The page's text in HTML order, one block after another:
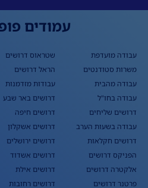
עמודים
עבודה מועדפת
משרות סטודנטים
עבודה מהבית
עבודה בחו"ל
דרושים שליחים
עבודה בשעות הערב
דרושים חקלאות
הפניקס דרושים
אלקטרה דרושים
פרטנר דרושים
שטראוס דרושים
הראל דרושים
עבודות מזדמנות
דרושים באר שבע
דרושים חיפה
דרושים אשקלון
דרושים ירושלים
דרושים אשדוד
דרושים אילת
דרושים רחובות